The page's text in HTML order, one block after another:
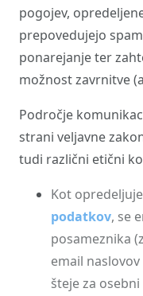
pogojev,
prepovedujejo
ponarejanje ter
možnost zavrnitve
Področje
strani veljavne
tudi različni etični
Kot opredeljuje
podatkov, se
posameznika
email
šteje za